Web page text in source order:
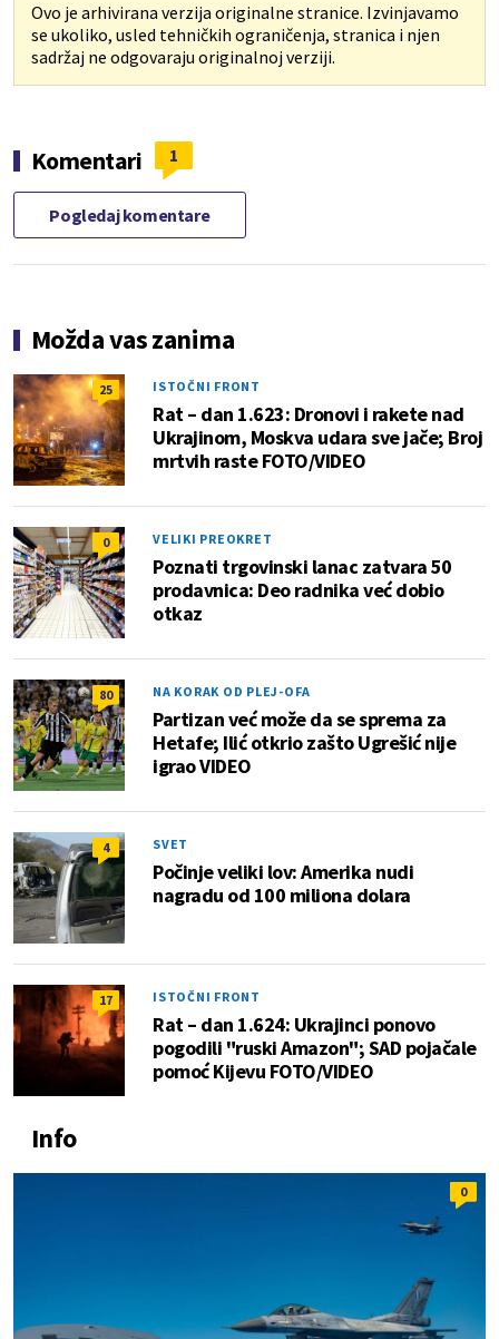
Ovo je arhivirana verzija originalne stranice. Izvinjavamo
se ukoliko, usled tehničkih ograničenja, stranica i njen
sadržaj ne odgovaraju originalnoj verziji.
Komentari 1
Pogledaj komentare
Možda vas zanima
25 ISTOČNI FRONT
Rat – dan 1.623: Dronovi i rakete nad
Ukrajinom, Moskva udara sve jače; Broj
mrtvih raste FOTO/VIDEO
0 VELIKI PREOKRET
Poznati trgovinski lanac zatvara 50
prodavnica: Deo radnika već dobio
otkaz
80 NA KORAK OD PLEJ-OFA
Partizan već može da se sprema za
Hetafe; Ilić otkrio zašto Ugrešić nije
igrao VIDEO
4 SVET
Počinje veliki lov: Amerika nudi
nagradu od 100 miliona dolara
17 ISTOČNI FRONT
Rat – dan 1.624: Ukrajinci ponovo
pogodili "ruski Amazon"; SAD pojačale
pomoć Kijevu FOTO/VIDEO
Info
0